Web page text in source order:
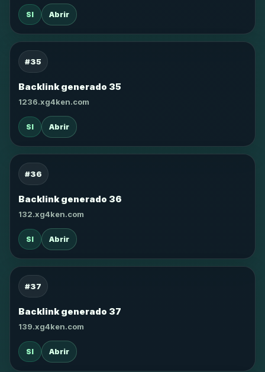
SI Abrir
#35
Backlink generado 35
1236.xg4ken.com
SI Abrir
#36
Backlink generado 36
132.xg4ken.com
SI Abrir
#37
Backlink generado 37
139.xg4ken.com
SI Abrir